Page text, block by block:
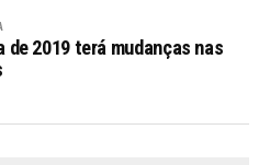
de 2019 terá mudanças nas